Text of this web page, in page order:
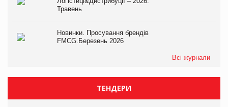
Травень
Новинки. Просування брендів
FMCG.Березень 2026
Всі журнали
ТЕНДЕРИ